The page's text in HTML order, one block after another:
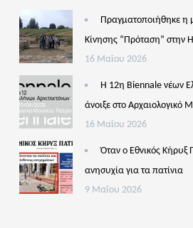
Πραγματοποιήθηκε η
Κίνησης “Πρόταση” στην
16 Μαΐου 2026
Η 12η Biennale νέων
άνοιξε στο Αρχαιολογικό
16 Μαΐου 2026
Όταν ο Εθνικός Κήρυξ
ανησυχία για τα πατίνια
9 Μαΐου 2026